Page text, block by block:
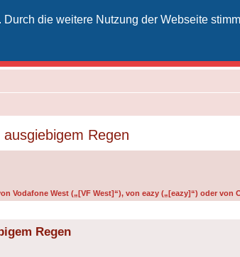
die weitere Nutzung der Webseite
Regen
Vodafone West („[VF West]“), von eazy („[eazy]“) oder von
Regen